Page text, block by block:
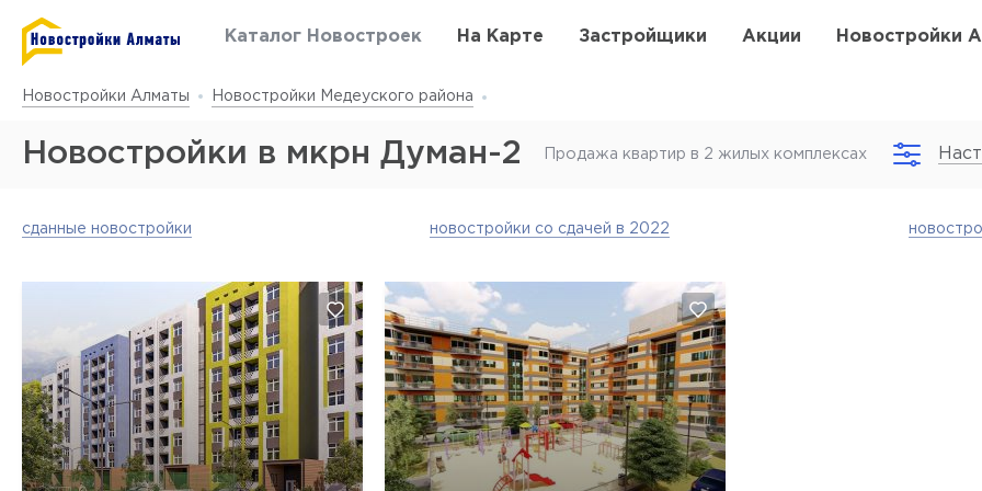
Каталог Новостроек На Карте Застройщики Акции Новостройки
Новостройки Алматы Новостройки Медеуского района
Новостройки в мкрн Думан-2 Продажа квартир в 2 жилых комплексах
сданные новостройки новостройки со сдачей в 2022